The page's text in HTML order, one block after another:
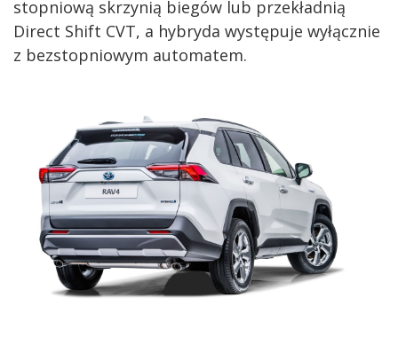
stopniową skrzynią biegów lub przekładnią
Direct Shift CVT, a hybryda występuje wyłącznie
z bezstopniowym automatem.